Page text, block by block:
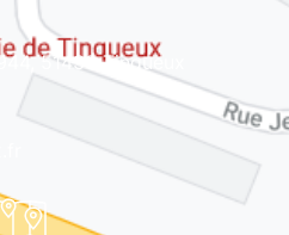
51430 Tinqueux